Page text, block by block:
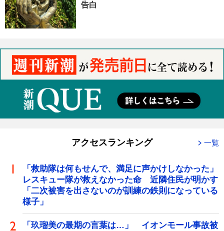
告白
アクセスランキング 一覧
「救助隊は何もせんで、満足に声かけしなかった」
レスキュー隊が救えなかった命 近隣住民が明かす
「二次被害を出さないのが訓練の鉄則になっている
様子」
「玖瑠美の最期の言葉は…」 イオンモール事故被